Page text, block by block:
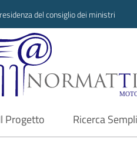
del consiglio dei ministri
Progetto Ricerca